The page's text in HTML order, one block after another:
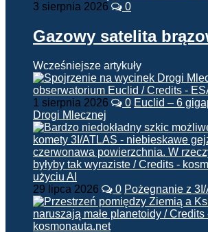
3 sierpnia 2026 0
Gazowy satelita
Wcześniejsze artykuły
1 sierpnia 2026 0 Euclid – 6
Drogi Mlecznej
29 lipca 2026 0 Pożegnanie z